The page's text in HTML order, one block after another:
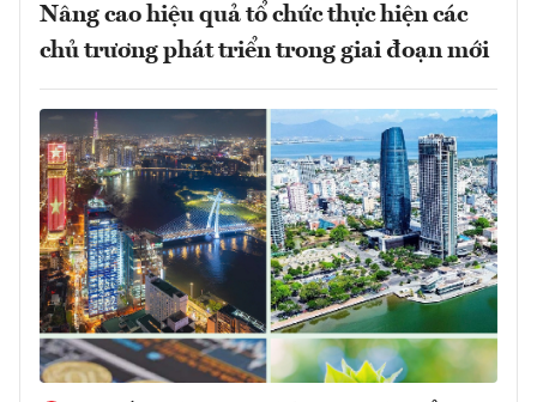
Nâng cao hiệu quả tổ chức thực hiện các
chủ trương phát triển trong giai đoạn mới